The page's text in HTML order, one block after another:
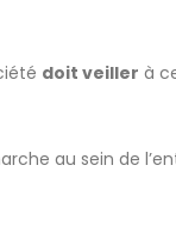
doit veiller à
au sein de